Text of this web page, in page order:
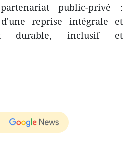
partenariat public-privé :
reprise intégrale et
durable, inclusif et